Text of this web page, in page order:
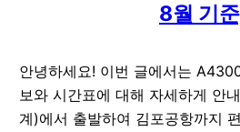
8월 기
안녕하세요! 이번 글에서는
보와 시간표에 대해 자세하게 안
계)에서 출발하여 김포공항까지